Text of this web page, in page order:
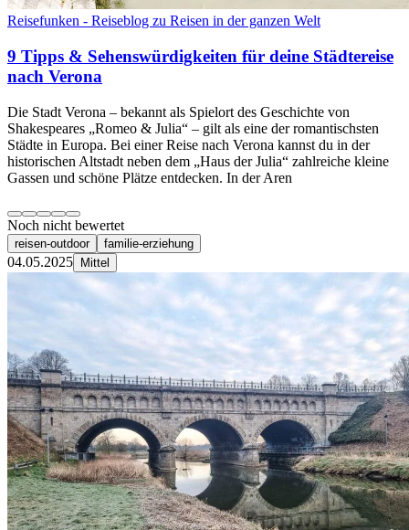
Reisefunken - Reiseblog zu Reisen in der ganzen Welt
9 Tipps & Sehenswürdigkeiten für deine Städtereise
nach Verona
Die Stadt Verona – bekannt als Spielort des Geschichte von
Shakespeares „Romeo & Julia“ – gilt als eine der romantischsten
Städte in Europa. Bei einer Reise nach Verona kannst du in der
historischen Altstadt neben dem „Haus der Julia“ zahlreiche kleine
Gassen und schöne Plätze entdecken. In der Aren
Noch nicht bewertet
reisen-outdoor familie-erziehung
04.05.2025 Mittel